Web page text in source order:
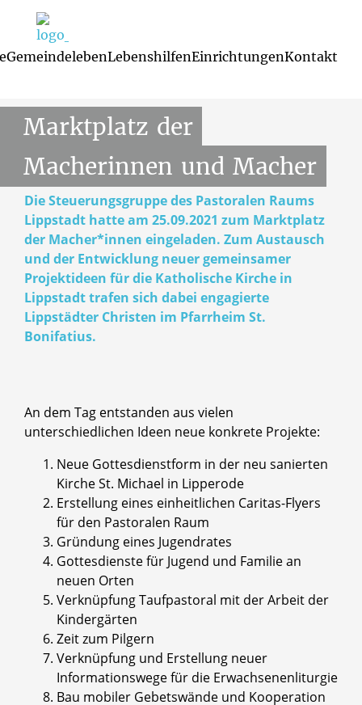
GemeindelebenLebenshilfenEinrichtungenKontakt
Steuerungsgruppe 25.09.2024
Marktplatz der
Macherinnen und Macher
Die Steuerungsgruppe des Pastoralen Raums
Lippstadt hatte am 25.09.2021 zum Marktplatz
der Macher*innen eingeladen. Zum Austausch
und der Entwicklung neuer gemeinsamer
Projektideen für die Katholische Kirche in
Lippstadt trafen sich dabei engagierte
Lippstädter Christen im Pfarrheim St.
Bonifatius.
An dem Tag entstanden aus vielen
unterschiedlichen Ideen neue konkrete Projekte:
Neue Gottesdienstform in der neu sanierten
Kirche St. Michael in Lipperode
Erstellung eines einheitlichen Caritas-Flyers
für den Pastoralen Raum
Gründung eines Jugendrates
Gottesdienste für Jugend und Familie an
neuen Orten
Verknüpfung Taufpastoral mit der Arbeit der
Kindergärten
Zeit zum Pilgern
Verknüpfung und Erstellung neuer
Informationswege für die Erwachsenenliturgie
Bau mobiler Gebetswände und Kooperation